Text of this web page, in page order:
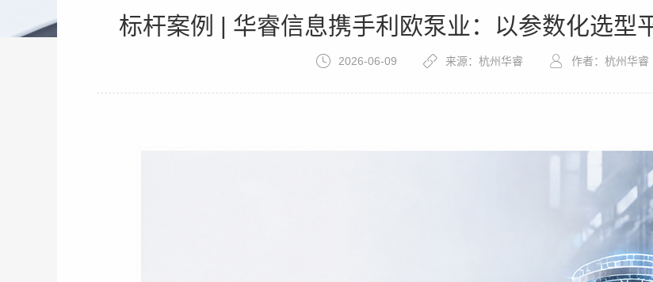
标杆案例 | 华睿信息携手利欧泵业：以参数化选型
2026-06-09 来源：杭州华睿 作者：杭州华睿